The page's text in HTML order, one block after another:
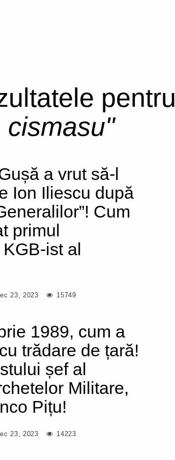
pentru
cismasu"
a vrut să-l
Ion Iliescu după
Cum
primul
ist al
23, 2023 15749
1989, cum a
trădare de țară!
șef al
Militare,
Pițu!
23, 2023 14223